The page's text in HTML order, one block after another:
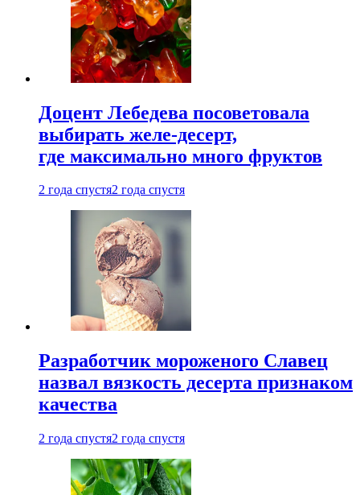
Доцент Лебедева посоветовала
выбирать желе-десерт,
где максимально много фруктов
2 года спустя2 года спустя
Разработчик мороженого Славец
назвал вязкость десерта признаком
качества
2 года спустя2 года спустя